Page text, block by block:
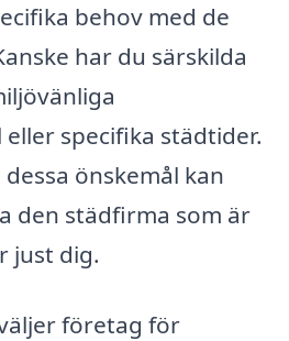
behov med de
har du särskilda
specifika städtider.
önskemål kan
den städfirma som är
just dig.
företag för